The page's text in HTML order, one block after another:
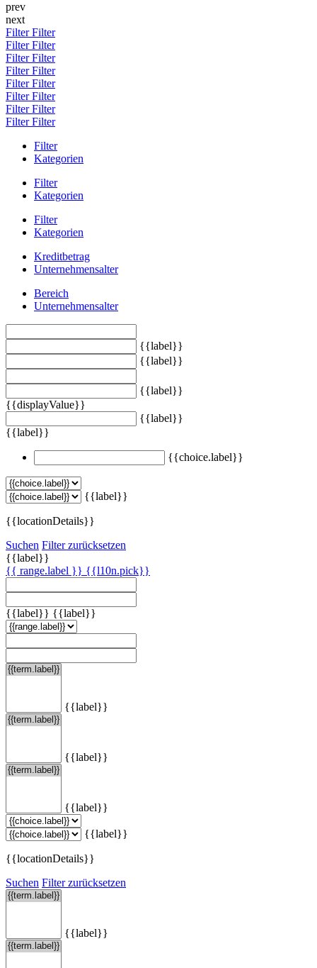
prev
next
FilterFilter
FilterFilter
FilterFilter
FilterFilter
FilterFilter
FilterFilter
FilterFilter
FilterFilter
Filter
Kategorien
Filter
Kategorien
Filter
Kategorien
Kreditbetrag
Unternehmensalter
Bereich
Unternehmensalter
{{label}}
{{label}}
{{label}}
{{displayValue}}
{{label}}
{{label}}
{{choice.label}}
{{label}}
{{locationDetails}}
Suchen Filter zurücksetzen
{{label}}
{{ range.label }} {{l10n.pick}}
{{label}} {{label}}
{{label}}
{{label}}
{{label}}
{{label}}
{{locationDetails}}
Suchen Filter zurücksetzen
{{label}}